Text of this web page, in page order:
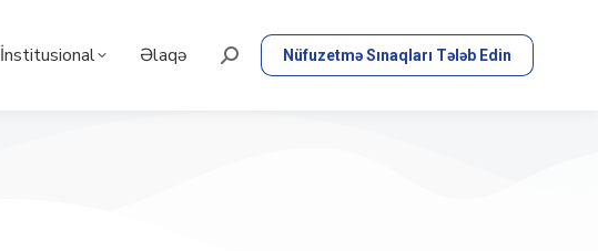
İnstitusional Əlaqə Nüfuzetmə Sınaqları Tələb Edin